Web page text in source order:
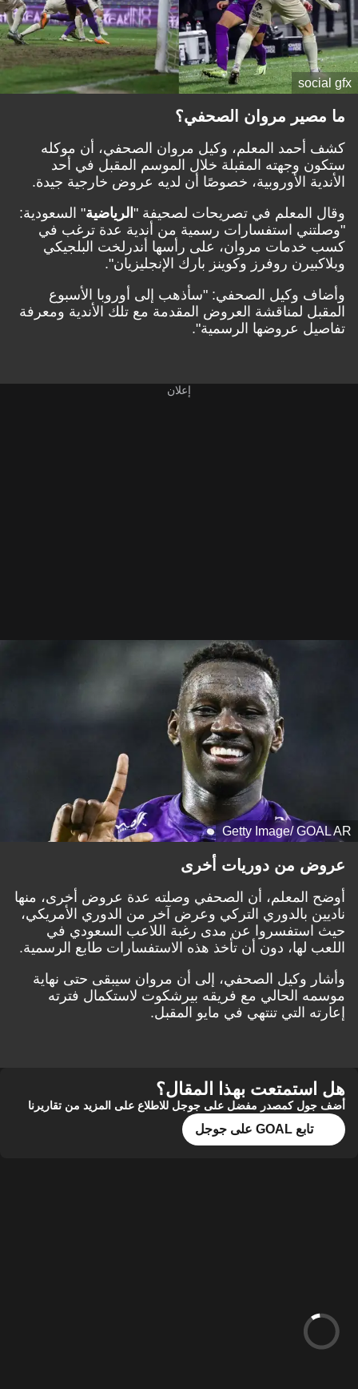
social gfx
ما مصير مروان الصحفي؟
كشف أحمد المعلم، وكيل مروان الصحفي، أن موكله
ستكون وجهته المقبلة خلال الموسم المقبل في أحد
الأندية الأوروبية، خصوصًا أن لديه عروض خارجية جيدة.
وقال المعلم في تصريحات لصحيفة " الرياضية" السعودية:
"وصلتني استفسارات رسمية من أندية عدة ترغب في
كسب خدمات مروان، على رأسها أندرلخت البلجيكي
وبلاكبيرن روفرز وكوينز بارك الإنجليزيان".
وأضاف وكيل الصحفي: "سأذهب إلى أوروبا الأسبوع
المقبل لمناقشة العروض المقدمة مع تلك الأندية ومعرفة
تفاصيل عروضها الرسمية".
Getty Image/ GOAL AR
عروض من دوريات أخرى
أوضح المعلم، أن الصحفي وصلته عدة عروض أخرى، منها
ناديين بالدوري التركي وعرض آخر من الدوري الأمريكي،
حيث استفسروا عن مدى رغبة اللاعب السعودي في
اللعب لها، دون أن تأخذ هذه الاستفسارات طابع الرسمية.
وأشار وكيل الصحفي، إلى أن مروان سيبقى حتى نهاية
موسمه الحالي مع فريقه بيرشكوت لاستكمال فترته
إعارته التي تنتهي في مايو المقبل.
هل استمتعت بهذا المقال؟
أضف جول كمصدر مفضل على جوجل للاطلاع على المزيد من تقاريرنا
تابع GOAL على جوجل